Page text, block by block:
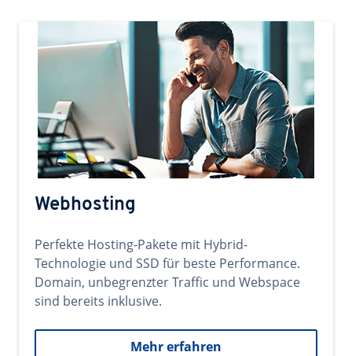
Webhosting
Perfekte Hosting-Pakete mit Hybrid-
Technologie und SSD für beste Performance.
Domain, unbegrenzter Traffic und Webspace
sind bereits inklusive.
Mehr erfahren